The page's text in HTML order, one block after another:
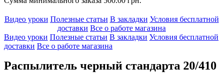
Видео уроки Полезные статьи В закладки Условия бесплатной
доставки Все о работе магазина
Видео уроки Полезные статьи В закладки Условия бесплатной
доставки Все о работе магазина
Распылитель черный стандарта 20/410